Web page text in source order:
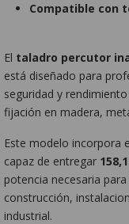
Compatible con
El taladro percutor
está diseñado para
seguridad y
fijación en madera,
Este modelo incorpora
capaz de entregar
potencia necesaria
construcción,
industrial.